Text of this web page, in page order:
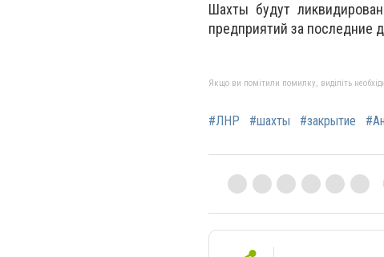
Шахты будут
предприятий за последние
Якщо ви помітили помилку, виділіть
#ЛНР #шахты #закрытие